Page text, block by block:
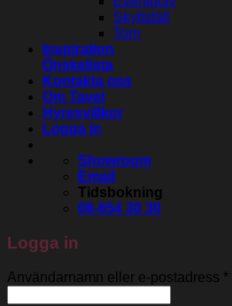
Skyltställ
Torn
Inspiration
Önskelista
Kontakta oss
Om Tavet
Hyresvillkor
Logga in
Showroom
Email
Tidsbokning
08-654 30 30
Logga in
Användarnamn eller e-postadress *